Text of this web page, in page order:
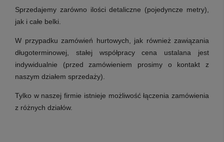
Sprzedajemy zarówno ilości detaliczne (pojedyncze metry),
jak i całe belki.
W przypadku zamówień hurtowych, jak również zawiązania
długoterminowej, stałej współpracy cena ustalana jest
indywidualnie (przed zamówieniem prosimy o kontakt z
naszym działem sprzedaży).
Tylko w naszej firmie istnieje możliwość łączenia zamówienia
z różnych działów.